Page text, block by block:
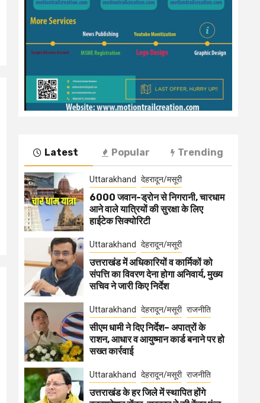
Latest Popular Trending
Uttarakhand देहरादून/मसूरी
6000 जवान-ड्रोन से निगरानी, चारधाम
आने वाले यात्रियों की सुरक्षा के लिए
हाईटेक सिक्योरिटी
Uttarakhand देहरादून/मसूरी
उत्तराखंड में अधिकारियों व कार्मिकों को
संपत्ति का विवरण देना होगा अनिवार्य, मुख्य
सचिव ने जारी किए निर्देश
Uttarakhand देहरादून/मसूरी राजनीति
सीएम धामी ने दिए निर्देश– अपात्रों के
राशन, आधार व आयुष्मान कार्ड बनाने पर हो
सख्त कार्रवाई
Uttarakhand देहरादून/मसूरी राजनीति
उत्तराखंड के हर जिले में स्थापित होंगे